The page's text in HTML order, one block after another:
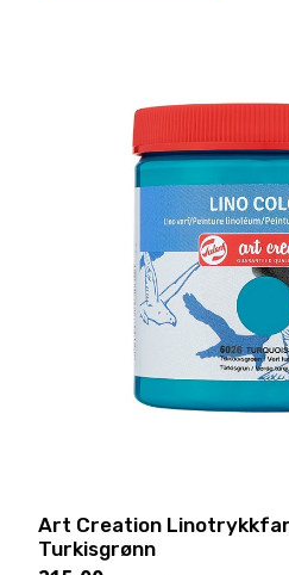
Art Creation
Turkisgrønn